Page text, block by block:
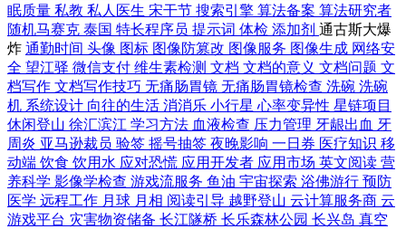
眠质量 私教 私人医生 宋干节 搜索引擎 算法备案 算法研究者
随机马赛克 泰国 特长程序员 提示词 体检 添加剂 通古斯大爆
炸 通勤时间 头像 图标 图像防篡改 图像服务 图像生成 网络安
全 望江驿 微信支付 维生素检测 文档 文档的意义 文档问题 文
档写作 文档写作技巧 无痛肠胃镜 无痛肠胃镜检查 洗碗 洗碗
机 系统设计 向往的生活 消消乐 小行星 心率变异性 星链项目
休闲登山 徐汇滨江 学习方法 血液检查 压力管理 牙龈出血 牙
周炎 亚马逊裁员 验签 摇号抽签 夜晚影响 一日券 医疗知识 移
动端 饮食 饮用水 应对恐慌 应用开发者 应用市场 英文阅读 营
养科学 影像学检查 游戏流服务 鱼油 宇宙探索 浴佛游行 预防
医学 远程工作 月球 月相 阅读引导 越野登山 云计算服务商 云
游戏平台 灾害物资储备 长江隧桥 长乐森林公园 长兴岛 真空